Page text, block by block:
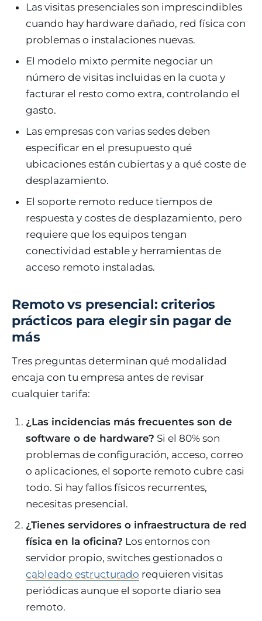
Las visitas presenciales son imprescindibles
cuando hay hardware dañado, red física con
problemas o instalaciones nuevas.
El modelo mixto permite negociar un
número de visitas incluidas en la cuota y
facturar el resto como extra, controlando el
gasto.
Las empresas con varias sedes deben
especificar en el presupuesto qué
ubicaciones están cubiertas y a qué coste de
desplazamiento.
El soporte remoto reduce tiempos de
respuesta y costes de desplazamiento, pero
requiere que los equipos tengan
conectividad estable y herramientas de
acceso remoto instaladas.
Remoto vs presencial: criterios
prácticos para elegir sin pagar de
más
Tres preguntas determinan qué modalidad
encaja con tu empresa antes de revisar
cualquier tarifa:
¿Las incidencias más frecuentes son de
software o de hardware? Si el 80% son
problemas de configuración, acceso, correo
o aplicaciones, el soporte remoto cubre casi
todo. Si hay fallos físicos recurrentes,
necesitas presencial.
¿Tienes servidores o infraestructura de red
física en la oficina? Los entornos con
servidor propio, switches gestionados o
cableado estructurado requieren visitas
periódicas aunque el soporte diario sea
remoto.